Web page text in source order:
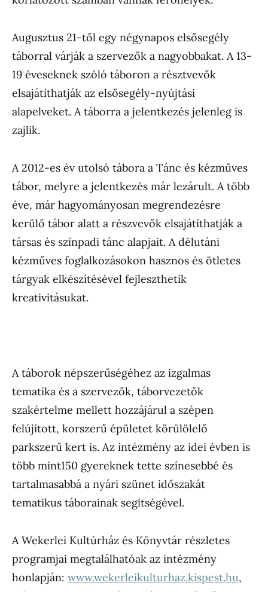
Augusztus 21-től egy négynapos elsősegély
táborral várják a szervezők a nagyobbakat. A 13-
19 éveseknek szóló táboron a résztvevők
elsajátíthatják az elsősegély-nyújtási
alapelveket. A táborra a jelentkezés jelenleg is
zajlik.
A 2012-es év utolsó tábora a Tánc és kézműves
tábor, melyre a jelentkezés már lezárult. A több
éve, már hagyományosan megrendezésre
kerülő tábor alatt a részvevők elsajátíthatják a
társas és színpadi tánc alapjait. A délutáni
kézműves foglalkozásokon hasznos és ötletes
tárgyak elkészítésével fejleszthetik
kreativitásukat.
A táborok népszerűségéhez az izgalmas
tematika és a szervezők, táborvezetők
szakértelme mellett hozzájárul a szépen
felújított, korszerű épületet körülölelő
parkszerű kert is. Az intézmény az idei évben is
több mint150 gyereknek tette színesebbé és
tartalmasabbá a nyári szünet időszakát
tematikus táborainak segítségével.
A Wekerlei Kultúrház és Könyvtár részletes
programjai megtalálhatóak az intézmény
honlapján: www.wekerleikulturhaz.kispest.hu,